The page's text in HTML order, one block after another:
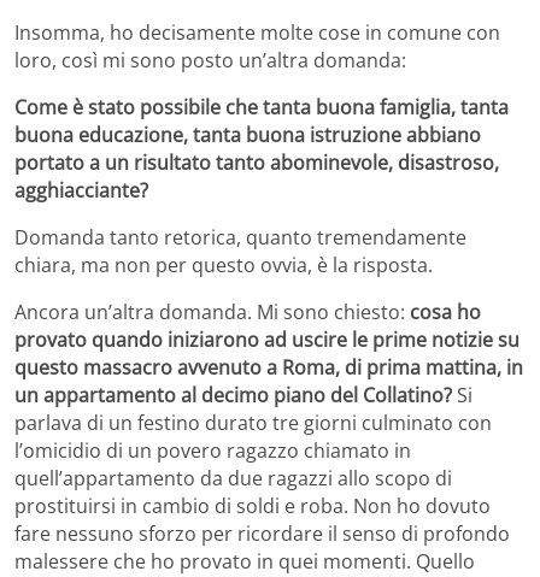
Insomma, ho decisamente molte cose in comune con
loro, così mi sono posto un’altra domanda:
Come è stato possibile che tanta buona famiglia, tanta
buona educazione, tanta buona istruzione abbiano
portato a un risultato tanto abominevole, disastroso,
agghiacciante?
Domanda tanto retorica, quanto tremendamente
chiara, ma non per questo ovvia, è la risposta.
Ancora un’altra domanda. Mi sono chiesto: cosa ho
provato quando iniziarono ad uscire le prime notizie su
questo massacro avvenuto a Roma, di prima mattina, in
un appartamento al decimo piano del Collatino?Si
parlava di un festino durato tre giorni culminato con
l’omicidio di un povero ragazzo chiamato in
quell’appartamento da due ragazzi allo scopo di
prostituirsi in cambio di soldi e roba. Non ho dovuto
fare nessuno sforzo per ricordare il senso di profondo
malessere che ho provato in quei momenti. Quello